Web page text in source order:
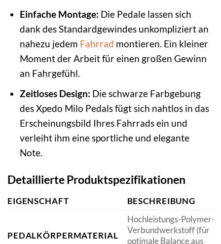
Einfache Montage: Die Pedale lassen sich
dank des Standardgewindes unkompliziert an
nahezu jedem Fahrrad montieren. Ein kleiner
Moment der Arbeit für einen großen Gewinn
an Fahrgefühl.
Zeitloses Design: Die schwarze Farbgebung
des Xpedo Milo Pedals fügt sich nahtlos in das
Erscheinungsbild Ihres Fahrrads ein und
verleiht ihm eine sportliche und elegante
Note.
Detaillierte Produktspezifikationen
EIGENSCHAFT BESCHREIBUNG
PEDALKÖRPERMATERIAL
Hochleistungs-Polymer-
Verbundwerkstoff (für
optimale Balance aus